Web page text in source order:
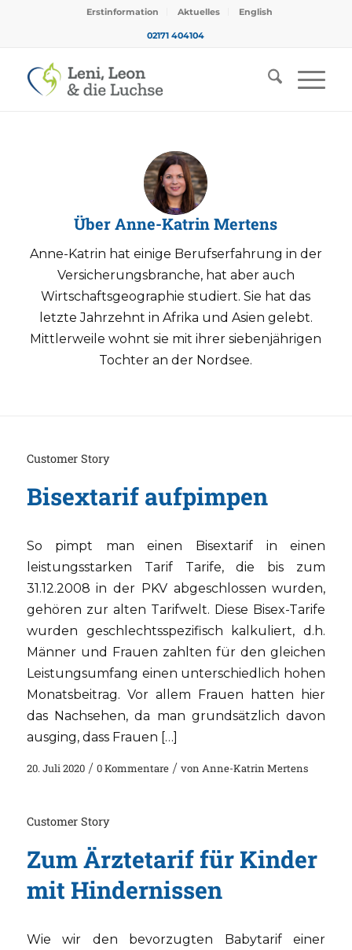
Erstinformation Aktuelles English
02171 404104
ÜberAnne-Katrin Mertens
Anne-Katrin hat einige Berufserfahrung in der
Versicherungsbranche, hat aber auch
Wirtschaftsgeographie studiert. Sie hat das
letzte Jahrzehnt in Afrika und Asien gelebt.
Mittlerweile wohnt sie mit ihrer siebenjährigen
Tochter an der Nordsee.
Customer Story
Bisextarif aufpimpen
So pimpt man einen Bisextarif in einen
leistungsstarken Tarif Tarife, die bis zum
31.12.2008 in der PKV abgeschlossen wurden,
gehören zur alten Tarifwelt. Diese Bisex-Tarife
wurden geschlechtsspezifisch kalkuliert, d.h.
Männer und Frauen zahlten für den gleichen
Leistungsumfang einen unterschiedlich hohen
Monatsbeitrag. Vor allem Frauen hatten hier
das Nachsehen, da man grundsätzlich davon
ausging, dass Frauen […]
20. Juli 2020 / 0 Kommentare / von Anne-Katrin Mertens
Customer Story
Zum Ärztetarif für Kinder
mit Hindernissen
Wie wir den bevorzugten Babytarif einer